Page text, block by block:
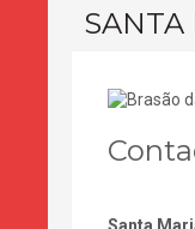
SANTA
Santa